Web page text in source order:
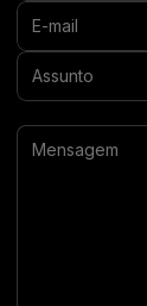
E-mail:
Assunto: